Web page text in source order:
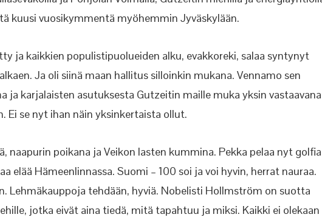
kuusi vuosikymmentä myöhemmin Jyväskylään.
ja kaikkien populistipuolueiden alku, evakkoreki, salaa syntynyt
Ja oli siinä maan hallitus silloinkin mukana. Vennamo sen
ja karjalaisten asutuksesta Gutzeitin maille muka yksin vastaavana
Ei se nyt ihan näin yksinkertaista ollut.
naapurin poikana ja Veikon lasten kummina. Pekka pelaa nyt golfia
elää Hämeenlinnassa. Suomi – 100 soi ja voi hyvin, herrat nauraa.
Lehmäkauppoja tehdään, hyviä. Nobelisti Hollmström on suotta
jotka eivät aina tiedä, mitä tapahtuu ja miksi. Kaikki ei olekaan